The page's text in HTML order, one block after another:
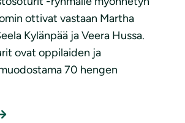
ottivat vastaan Martha
Kylänpää ja Veera Hussa.
ovat oppilaiden ja
70 hengen